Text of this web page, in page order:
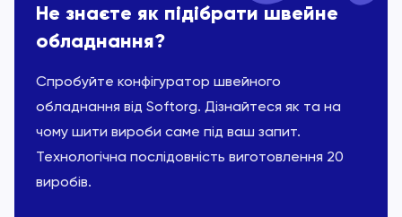
Не знаєте як підібрати швейне
обладнання?
Спробуйте конфігуратор швейного
обладнання від Softorg. Дізнайтеся як та на
чому шити вироби саме під ваш запит.
Технологічна послідовність виготовлення 20
виробів.